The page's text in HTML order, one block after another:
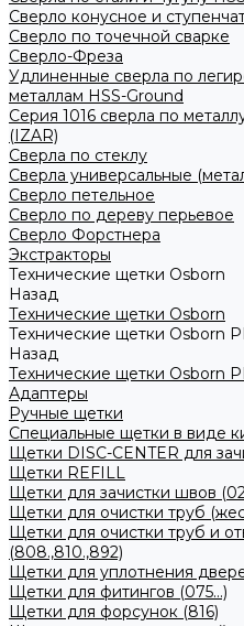
Сверло конусное и
Сверло по точечной сварке
Сверло-Фреза
Удлиненные сверла по
металлам HSS-Ground
Серия 1016 сверла по
(IZAR)
Сверла по стеклу
Сверла универсальные
Сверло петельное
Сверло по дереву перьевое
Сверло Форстнера
Экстракторы
Технические щетки Osborn
Назад
Технические щетки Osborn
Технические щетки Osborn
Назад
Технические щетки Osborn
Адаптеры
Ручные щетки
Специальные щетки в виде
Щетки DISC-CENTER для
Щетки REFILL
Щетки для зачистки швов
Щетки для очистки труб
Щетки для очистки труб и
(808.,810.,892)
Щетки для уплотнения
Щетки для фитингов (075...)
Щетки для форсунок (816)